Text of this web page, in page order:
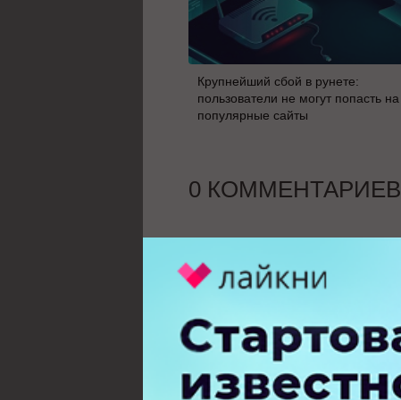
Крупнейший сбой в рунете:
пользователи не могут попасть на
популярные сайты
0 КОММЕНТАРИЕВ